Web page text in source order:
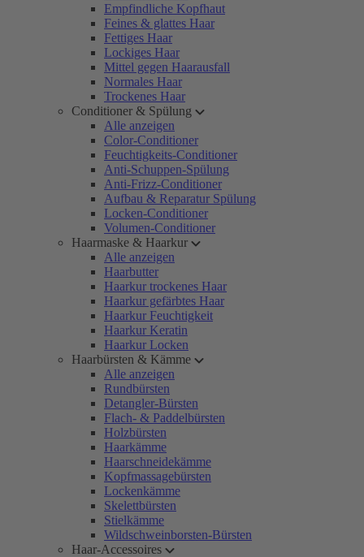
Empfindliche Kopfhaut
Feines & glattes Haar
Fettiges Haar
Lockiges Haar
Mittel gegen Haarausfall
Normales Haar
Trockenes Haar
Conditioner & Spülung
Alle anzeigen
Color-Conditioner
Feuchtigkeits-Conditioner
Anti-Schuppen-Spülung
Anti-Frizz-Conditioner
Aufbau & Reparatur Spülung
Locken-Conditioner
Volumen-Conditioner
Haarmaske & Haarkur
Alle anzeigen
Haarbutter
Haarkur trockenes Haar
Haarkur gefärbtes Haar
Haarkur Feuchtigkeit
Haarkur Keratin
Haarkur Locken
Haarbürsten & Kämme
Alle anzeigen
Rundbürsten
Detangler-Bürsten
Flach- & Paddelbürsten
Holzbürsten
Haarkämme
Haarschneidekämme
Kopfmassagebürsten
Lockenkämme
Skelettbürsten
Stielkämme
Wildschweinborsten-Bürsten
Haar-Accessoires